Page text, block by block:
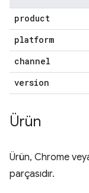
product
platform
channel
version
Ürün
Ürün, Chrome
parçasıdır.